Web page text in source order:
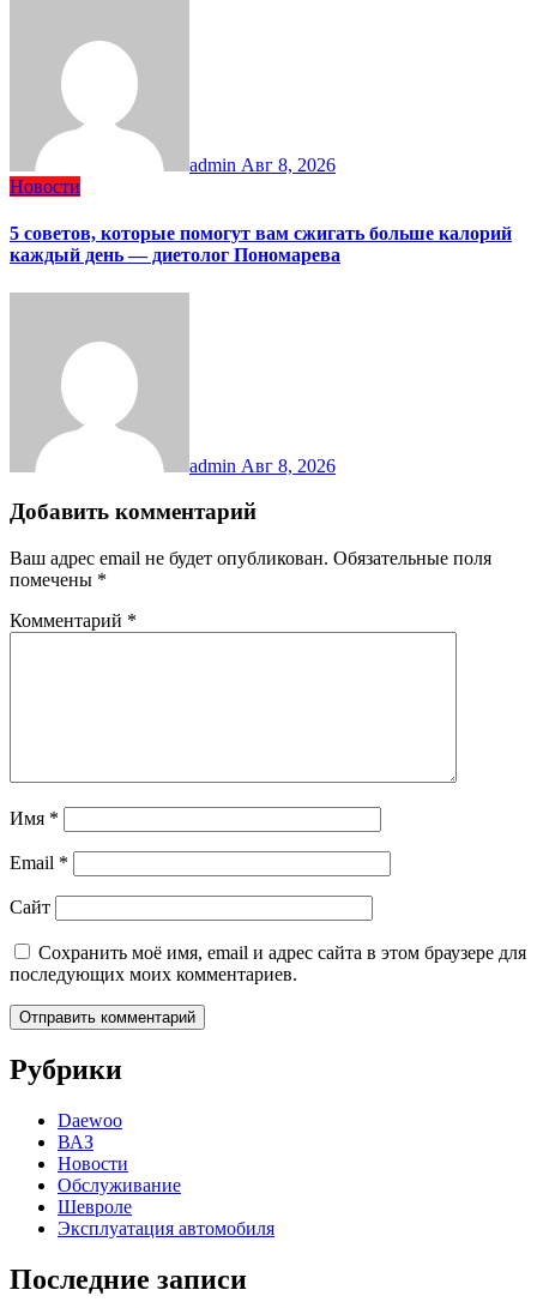
admin Авг 8, 2026
Новости
5 советов, которые помогут вам сжигать больше калорий
каждый день — диетолог Пономарева
admin Авг 8, 2026
Добавить комментарий
Ваш адрес email не будет опубликован. Обязательные поля
помечены *
Комментарий *
Имя *
Email *
Сайт
Сохранить моё имя, email и адрес сайта в этом браузере для
последующих моих комментариев.
Рубрики
Daewoo
ВАЗ
Новости
Обслуживание
Шевроле
Эксплуатация автомобиля
Последние записи